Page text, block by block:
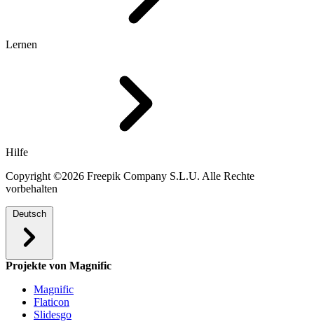
Lernen
Hilfe
Copyright ©2026 Freepik Company S.L.U. Alle Rechte
vorbehalten
Deutsch
Projekte von Magnific
Magnific
Flaticon
Slidesgo